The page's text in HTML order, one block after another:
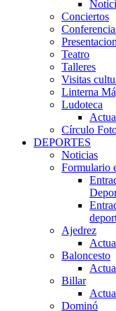
Conciertos
Teatro
Talleres
Visitas
Linterna
Ludoteca
Círculo
DEPORTES
Noticias
Formulario
Ajedrez
Baloncesto
Billar
Dominó